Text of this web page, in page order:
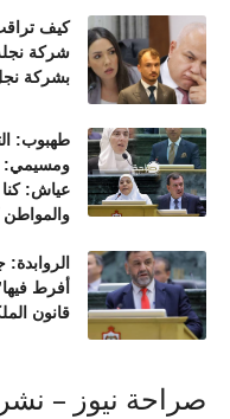
كيف
شركة
بشركة نجل
طهبوب:
ومسيمي:
عياش: كنا
والمواطن
أفرط
قانون
صراحة نيوز –